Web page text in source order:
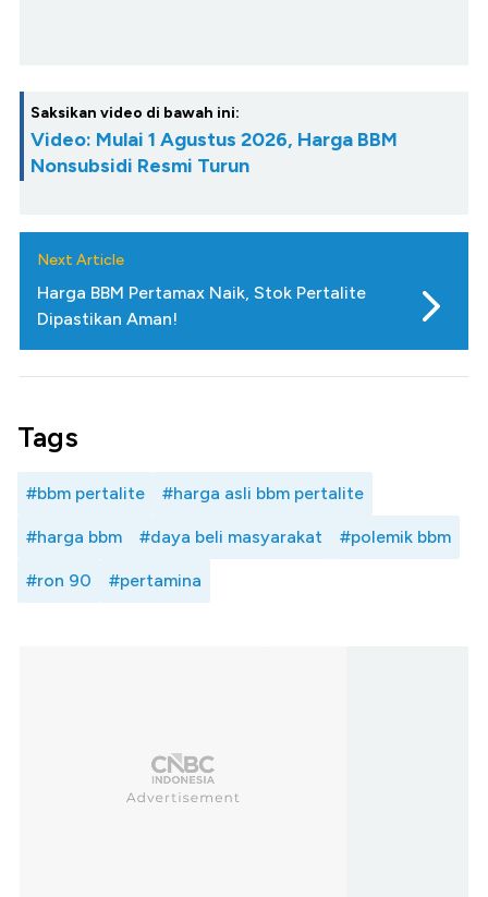
Saksikan video di bawah ini:
Video: Mulai 1 Agustus 2026, Harga BBM
Nonsubsidi Resmi Turun
Next Article
Harga BBM Pertamax Naik, Stok Pertalite
Dipastikan Aman!
Tags
#bbm pertalite #harga asli bbm pertalite
#harga bbm #daya beli masyarakat #polemik bbm
#ron 90 #pertamina